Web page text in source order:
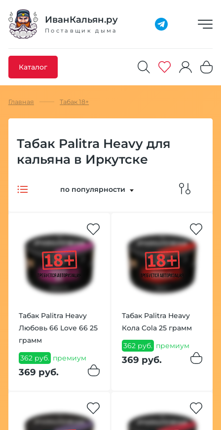
ИванКальян.ру
Поставщик дыма
Каталог
Добавлено максимальное кол-во товара
Главная Табак 18+
Табак Palitra Heavy для
кальяна в Иркутске
по популярности
Табак Palitra Heavy
Любовь 66 Love 66 25
грамм
362 руб. премиум
369 руб.
Табак Palitra Heavy
Кола Cola 25 грамм
362 руб. премиум
369 руб.